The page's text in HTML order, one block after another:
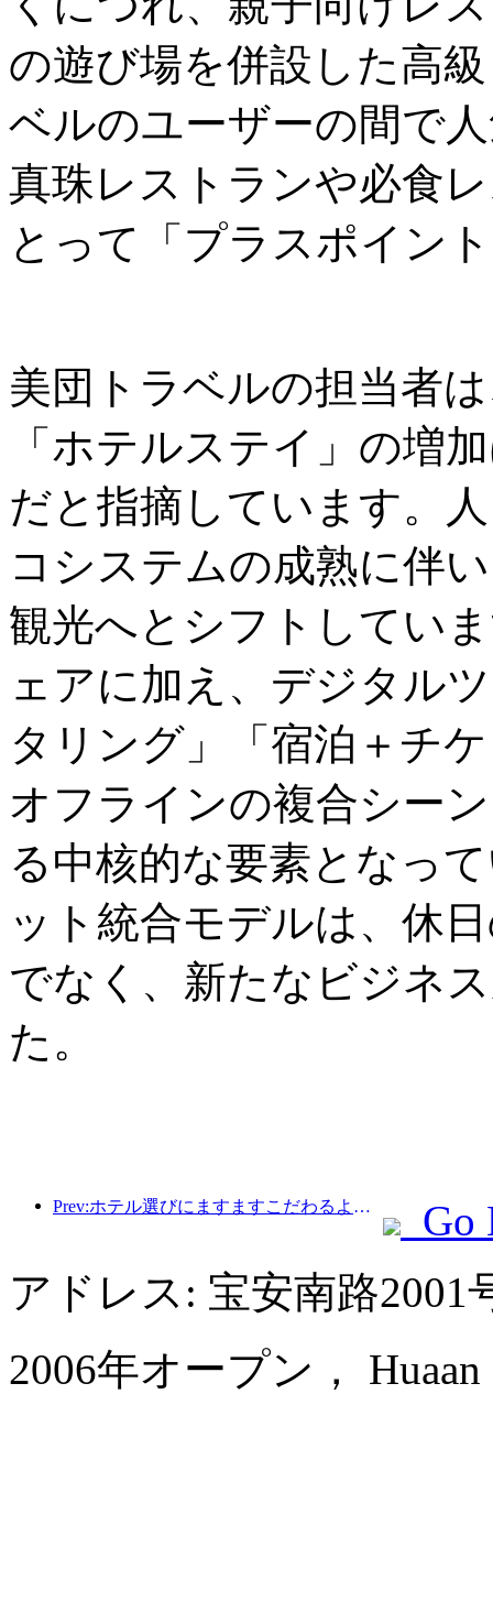
の遊び場を併設した高
ベルのユーザーの間で
真珠レストランや必食
とって「プラスポイン
美団トラベルの担当者
「ホテルステイ」の増
だと指摘しています。
コシステムの成熟に伴
観光へとシフトしてい
ェアに加え、デジタル
タリング」「宿泊＋チ
オフラインの複合シー
る中核的な要素となっ
ット統合モデルは、休
でなく、新たなビジネ
た。
Prev:ホテル選びにますますこだわるようになりましたか?中級・高級ブランドはどれも細部にこだわっている
Go
アドレス: 宝安南路2001
2006年オープン， Huaan